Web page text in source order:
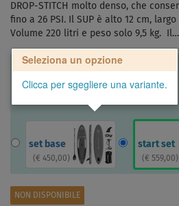
DROP-STITCH molto denso, che
fino a 26 PSI. Il SUP è alto 12 cm,
Volume 220 litri e peso solo 9,5 kg. Il…
Seleziona un opzione
Clicca per sgegliere una variante.
set base
( € 450,00)
start set
(€ 559,00)
NON DISPONIBILE